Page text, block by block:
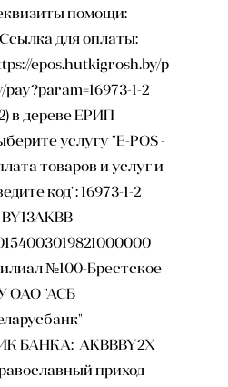
помощи:
Ссылка для оплаты:
epos.hutkigrosh.by/p
pay?param=16973-1-2
в дереве ЕРИП
услугу "E-POS -
товаров и услуг и
код": 16973-1-2
BY13AKBB
№100-Брестское
ОАО "АСБ
БАНКА: AKBBBY2X
приход